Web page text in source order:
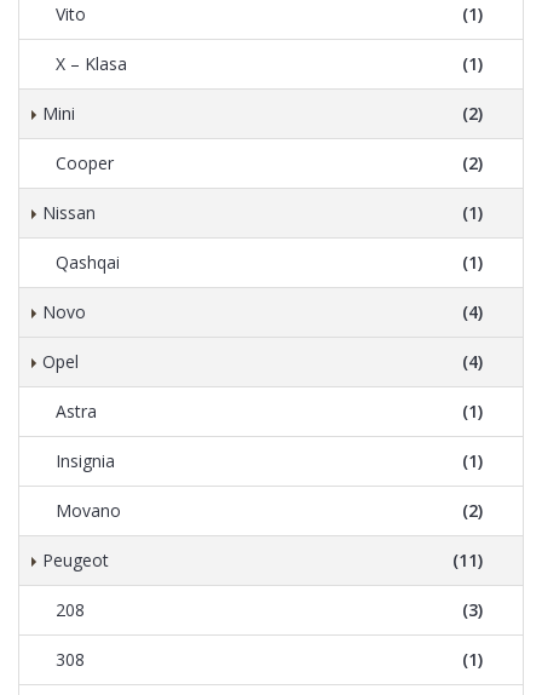
Vito (1)
X – Klasa (1)
Mini (2)
Cooper (2)
Nissan (1)
Qashqai (1)
Novo (4)
Opel (4)
Astra (1)
Insignia (1)
Movano (2)
Peugeot (11)
208 (3)
308 (1)